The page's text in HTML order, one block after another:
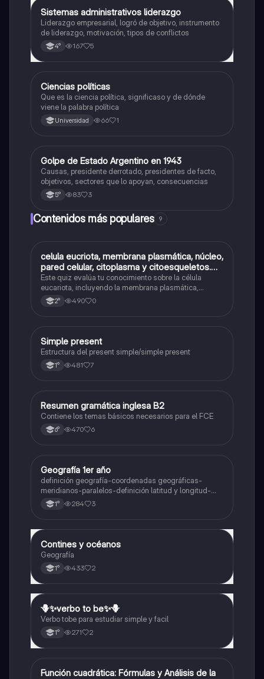
Ciencia Política
Sistemas administrativos liderazgo
Liderazgo empresarial, logró de objetivo, instrumento
de liderazgo, motivación, tipos de conflictos
4° 167 5
Ciencia Política
Ciencias políticas
Que es la ciencia política, significaso y de dónde
viene la palabra política
Universidad 66 1
Historia
Golpe de Estado Argentino en 1943
Causas, presidente derrotado, presidentes de facto,
objetivos, sectores que lo apoyan, consecuencias
5° 83 3
Contenidos más populares 9
CBiología
celula eucriota, membrana plasmática, núcleo,
pared celular, citoplasma y citoesqueletos.
nombre se las partes de la celula eucariota
Este quiz evalúa tu conocimiento sobre la célula
eucariota, incluyendo la membrana plasmática,
núcleo, pared celular, citoplasma y citoesqueleto.
2° 490 0
Inglés
Simple present
Estructura del present simple/simple present
1° 481 7
Inglés
Resumen gramática inglesa B2
Contiene los temas básicos necesarios para el FCE
6° 470 6
Geografía
Geografía 1er año
definición geografía-coordenadas geográficas-
meridianos-paralelos-definición latitud y longitud-
elementos del mapa-definición mapa-localización
relativa y absoluta
1° 284 3
Geografía
Contines y océanos
Geografía
1° 433 2
Inglés
🪻✨️verbo to be✨️🪻
Verbo tobe para estudiar simple y facil
1° 271 2
Matemáticas
Función cuadrática: Fórmulas y Análisis de la